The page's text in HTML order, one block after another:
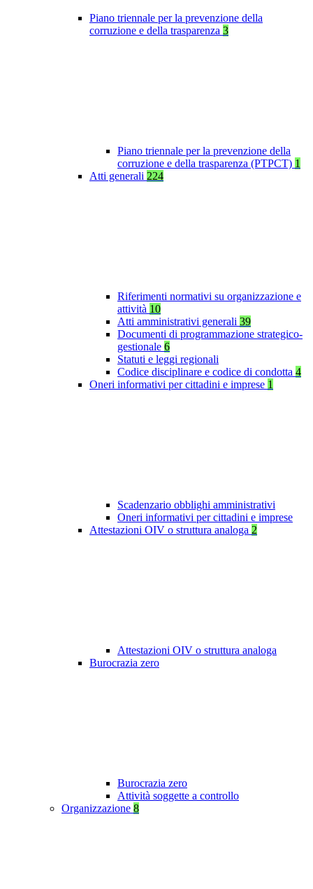
Piano triennale per la prevenzione della
corruzione e della trasparenza 3
Piano triennale per la prevenzione della
corruzione e della trasparenza (PTPCT) 1
Atti generali 224
Riferimenti normativi su organizzazione e
attività 10
Atti amministrativi generali 39
Documenti di programmazione strategico-
gestionale 6
Statuti e leggi regionali
Codice disciplinare e codice di condotta 4
Oneri informativi per cittadini e imprese 1
Scadenzario obblighi amministrativi
Oneri informativi per cittadini e imprese
Attestazioni OIV o struttura analoga 2
Attestazioni OIV o struttura analoga
Burocrazia zero
Burocrazia zero
Attività soggette a controllo
Organizzazione 8